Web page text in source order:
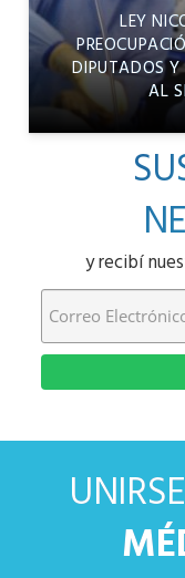
LEY
DIPUTADOS
AL
y recibí